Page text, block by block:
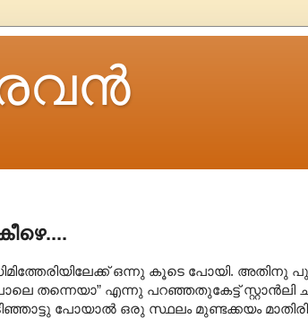
ഒന്നു കൂടെ പോയി. അതിനു
തന്നെയാ” എന്നു പറഞ്ഞതുകേട്ട് സ്റ്റാൻലി
പോയാൽ ഒരു സ്ഥലം മുണ്ടക്കയം